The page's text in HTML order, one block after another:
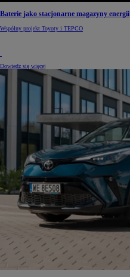
Baterie jako stacjonarne magazyny energii
Wspólny projekt Toyoty i TEPCO
Dowiedz się więcej